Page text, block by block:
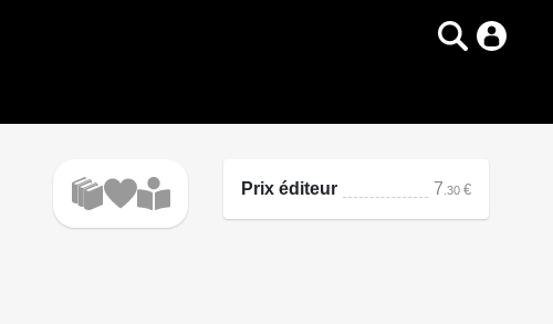
Prix éditeur 7 .30 €